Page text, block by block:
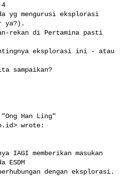
yg mengurusi eksplorasi
ya?).
rekan di Pertamina pasti
eksplorasi ini - atau
sampaikan?
Han Ling"
> wrote:
IAGI memberikan masukan
ESDM
dengan eksplorasi.